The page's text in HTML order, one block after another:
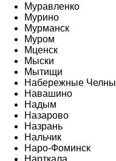
Муравленко
Мурино
Мурманск
Муром
Мценск
Мыски
Мытищи
Набережные Челны
Навашино
Надым
Назарово
Назрань
Нальчик
Наро-Фоминск
Нарткала